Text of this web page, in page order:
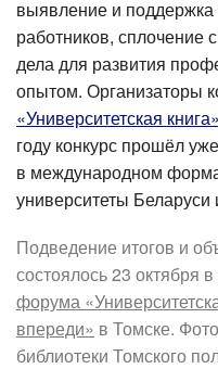
выявление и
работников, сплочение
дела для развития
опытом. Организаторы
«Университетская
году конкурс прошёл
в международном
университеты Беларуси
Подведение итогов и
состоялось 23 октября
форума
впереди» в Томске.
библиотеки Томского